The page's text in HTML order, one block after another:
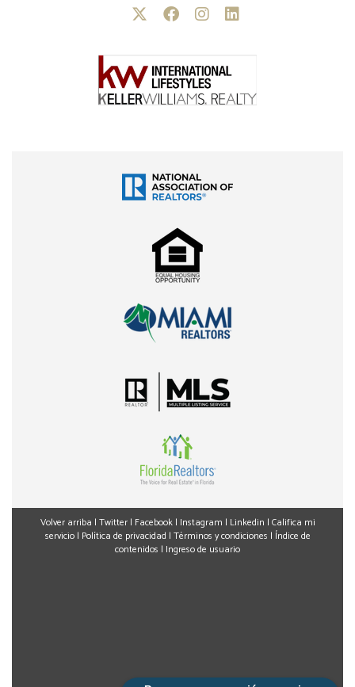
Volver arriba | Twitter| Facebook| Instagram | Linkedin | Califica mi
servicio| Política de privacidad | Términos y condiciones | Índice de
contenidos | Ingreso de usuario